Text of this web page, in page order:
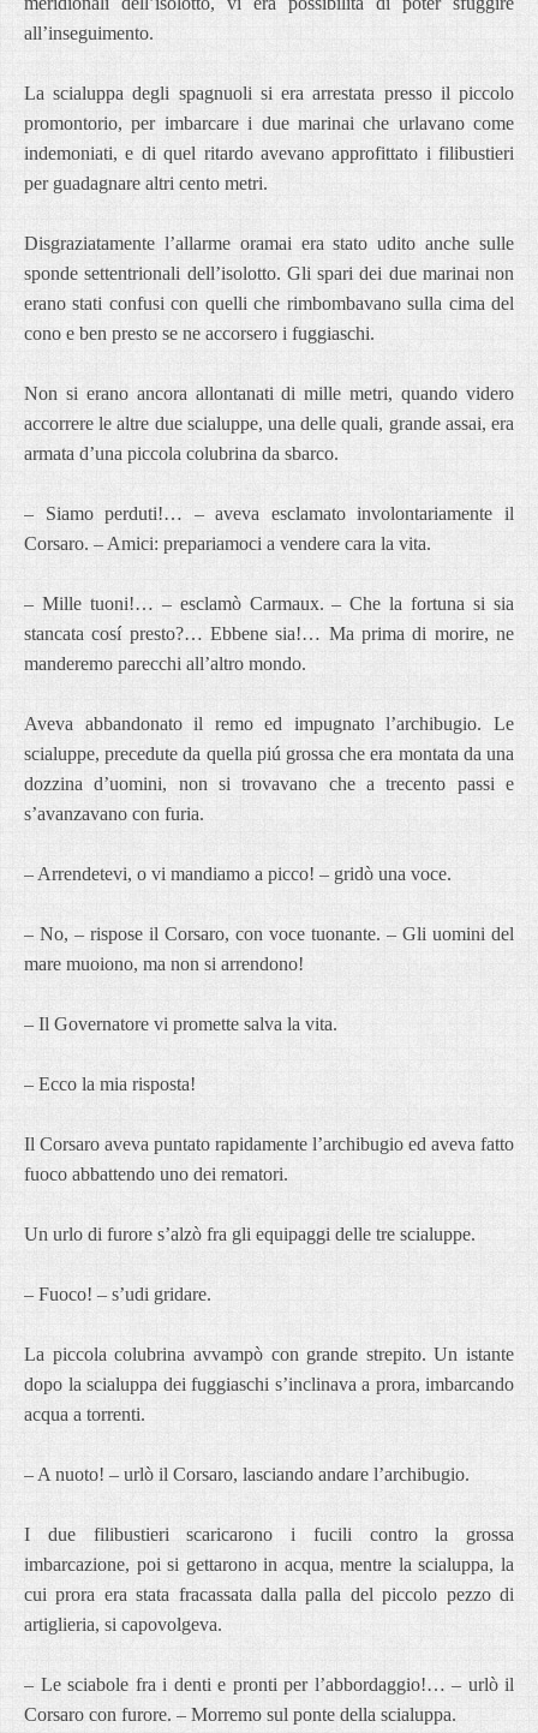
all’inseguimento.
La scialuppa degli spagnuoli si era arrestata presso il piccolo
promontorio, per imbarcare i due marinai che urlavano come
indemoniati, e di quel ritardo avevano approfittato i filibustieri
per guadagnare altri cento metri.
Disgraziatamente l’allarme oramai era stato udito anche sulle
sponde settentrionali dell’isolotto. Gli spari dei due marinai non
erano stati confusi con quelli che rimbombavano sulla cima del
cono e ben presto se ne accorsero i fuggiaschi.
Non si erano ancora allontanati di mille metri, quando videro
accorrere le altre due scialuppe, una delle quali, grande assai, era
armata d’una piccola colubrina da sbarco.
– Siamo perduti!… – aveva esclamato involontariamente il
Corsaro. – Amici: prepariamoci a vendere cara la vita.
– Mille tuoni!… – esclamò Carmaux. – Che la fortuna si sia
stancata cosí presto?… Ebbene sia!… Ma prima di morire, ne
manderemo parecchi all’altro mondo.
Aveva abbandonato il remo ed impugnato l’archibugio. Le
scialuppe, precedute da quella piú grossa che era montata da una
dozzina d’uomini, non si trovavano che a trecento passi e
s’avanzavano con furia.
– Arrendetevi, o vi mandiamo a picco! – gridò una voce.
– No, – rispose il Corsaro, con voce tuonante. – Gli uomini del
mare muoiono, ma non si arrendono!
– Il Governatore vi promette salva la vita.
– Ecco la mia risposta!
Il Corsaro aveva puntato rapidamente l’archibugio ed aveva fatto
fuoco abbattendo uno dei rematori.
Un urlo di furore s’alzò fra gli equipaggi delle tre scialuppe.
– Fuoco! – s’udi gridare.
La piccola colubrina avvampò con grande strepito. Un istante
dopo la scialuppa dei fuggiaschi s’inclinava a prora, imbarcando
acqua a torrenti.
– A nuoto! – urlò il Corsaro, lasciando andare l’archibugio.
I due filibustieri scaricarono i fucili contro la grossa
imbarcazione, poi si gettarono in acqua, mentre la scialuppa, la
cui prora era stata fracassata dalla palla del piccolo pezzo di
artiglieria, si capovolgeva.
– Le sciabole fra i denti e pronti per l’abbordaggio!… – urlò il
Corsaro con furore. – Morremo sul ponte della scialuppa.